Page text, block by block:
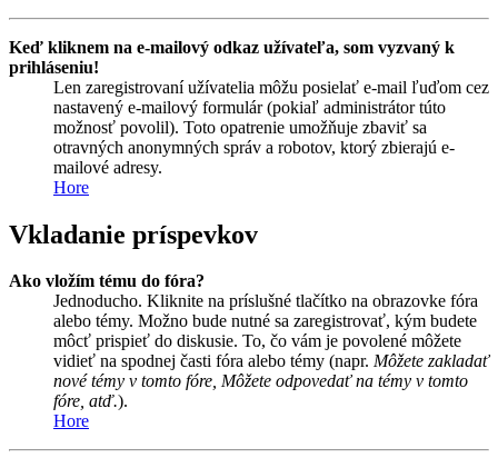
Keď kliknem na e-mailový odkaz užívateľa, som vyzvaný k
prihláseniu!
Len zaregistrovaní užívatelia môžu posielať e-mail ľuďom cez
nastavený e-mailový formulár (pokiaľ administrátor túto
možnosť povolil). Toto opatrenie umožňuje zbaviť sa
otravných anonymných správ a robotov, ktorý zbierajú e-
mailové adresy.
Hore
Vkladanie príspevkov
Ako vložím tému do fóra?
Jednoducho. Kliknite na príslušné tlačítko na obrazovke fóra
alebo témy. Možno bude nutné sa zaregistrovať, kým budete
môcť prispieť do diskusie. To, čo vám je povolené môžete
vidieť na spodnej časti fóra alebo témy (napr. Môžete zakladať
nové témy v tomto fóre, Môžete odpovedať na témy v tomto
fóre, atď.).
Hore